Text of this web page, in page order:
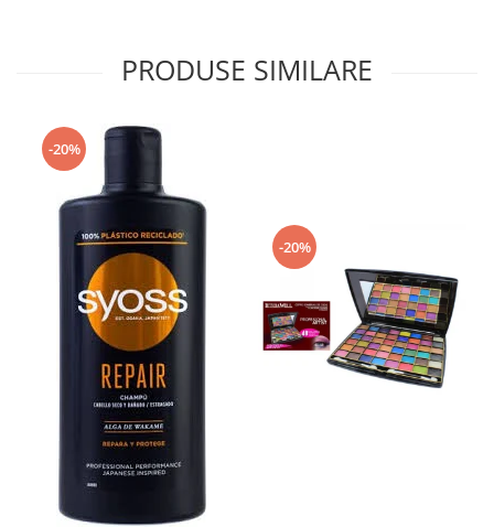
Ingrijire Bebelusi
Suplimente Bebelusi
Ingrijire Bebelusi
Scutece
Scutece Huggies
Scutece Happy
Scutece Pampers Bebelusi
Balsam Rufe Bebelusi
Servetele Umede Bebelusi
Suplimente Bebelusi
Betisoare
Detergent Bebelusi
PRODUSE SIMILARE
-20%
-20%